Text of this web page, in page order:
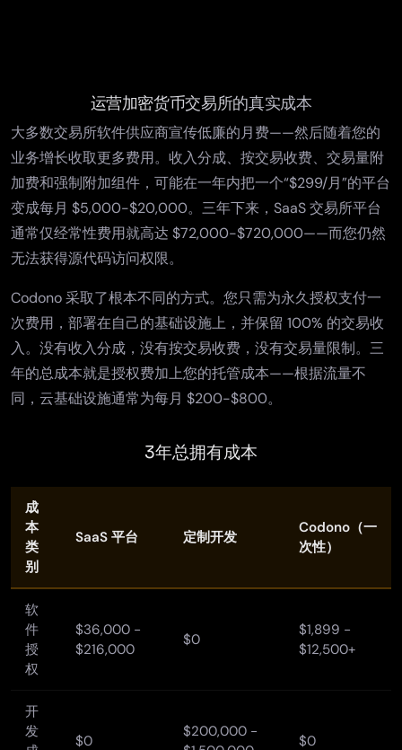
运营加密货币交易所的真实成本
大多数交易所软件供应商宣传低廉的月费——然后随着您的
业务增长收取更多费用。收入分成、按交易收费、交易量附
加费和强制附加组件，可能在一年内把一个“$299/月”的平台
变成每月 $5,000-$20,000。三年下来，SaaS 交易所平台
通常仅经常性费用就高达 $72,000-$720,000——而您仍然
无法获得源代码访问权限。
Codono 采取了根本不同的方式。您只需为永久授权支付一
次费用，部署在自己的基础设施上，并保留 100% 的交易收
入。没有收入分成，没有按交易收费，没有交易量限制。三
年的总成本就是授权费加上您的托管成本——根据流量不
同，云基础设施通常为每月 $200-$800。
3年总拥有成本
成
本
类
别
SaaS 平台 定制开发
Codono（一
次性）
软
件
授
权
$36,000 -
$216,000
$0
$1,899 -
$12,500+
开
发
$0
$200,000 -
$0